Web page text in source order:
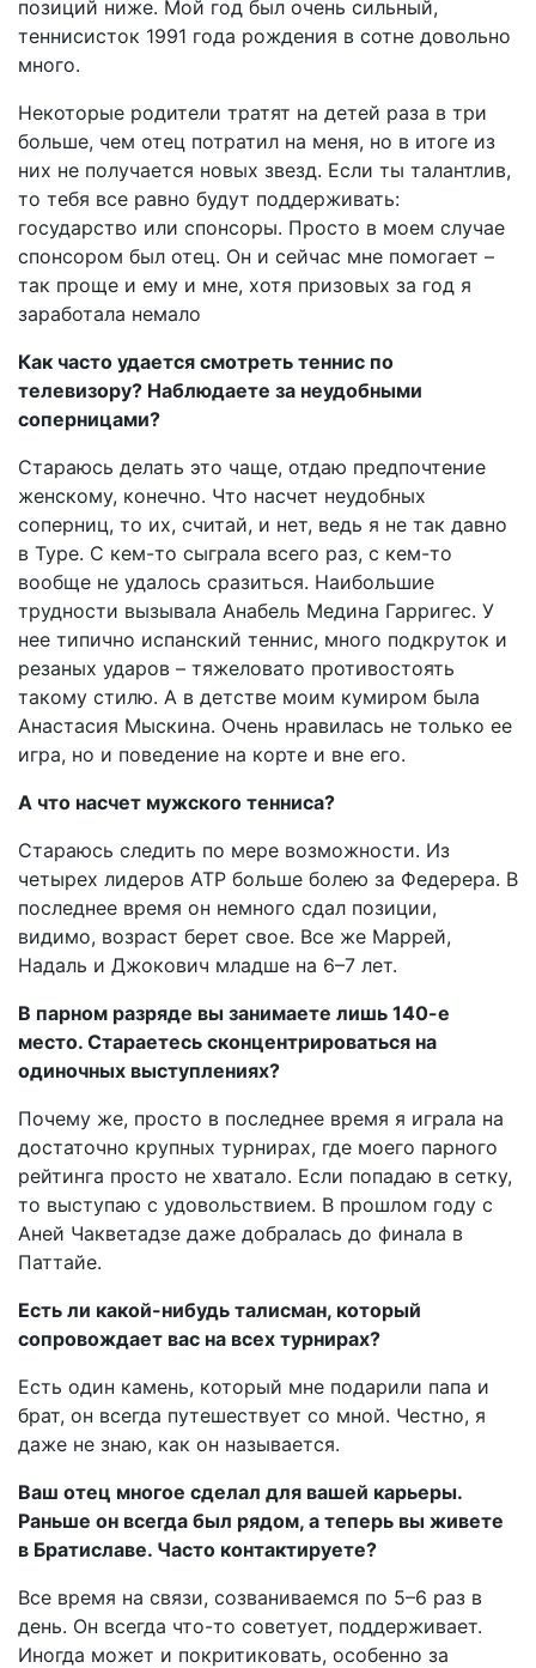
позиций ниже. Мой год был очень сильный,
теннисисток 1991 года рождения в сотне довольно
много.
Некоторые родители тратят на детей раза в три
больше, чем отец потратил на меня, но в итоге из
них не получается новых звезд. Если ты талантлив,
то тебя все равно будут поддерживать:
государство или спонсоры. Просто в моем случае
спонсором был отец. Он и сейчас мне помогает –
так проще и ему и мне, хотя призовых за год я
заработала немало
Как часто удается смотреть теннис по
телевизору? Наблюдаете за неудобными
соперницами?
Стараюсь делать это чаще, отдаю предпочтение
женскому, конечно. Что насчет неудобных
соперниц, то их, считай, и нет, ведь я не так давно
в Туре. С кем-то сыграла всего раз, с кем-то
вообще не удалось сразиться. Наибольшие
трудности вызывала Анабель Медина Гарригес. У
нее типично испанский теннис, много подкруток и
резаных ударов – тяжеловато противостоять
такому стилю. А в детстве моим кумиром была
Анастасия Мыскина. Очень нравилась не только ее
игра, но и поведение на корте и вне его.
А что насчет мужского тенниса?
Стараюсь следить по мере возможности. Из
четырех лидеров ATP больше болею за Федерера. В
последнее время он немного сдал позиции,
видимо, возраст берет свое. Все же Маррей,
Надаль и Джокович младше на 6–7 лет.
В парном разряде вы занимаете лишь 140-е
место. Стараетесь сконцентрироваться на
одиночных выступлениях?
Почему же, просто в последнее время я играла на
достаточно крупных турнирах, где моего парного
рейтинга просто не хватало. Если попадаю в сетку,
то выступаю с удовольствием. В прошлом году с
Аней Чакветадзе даже добралась до финала в
Паттайе.
Есть ли какой-нибудь талисман, который
сопровож­дает вас на всех турнирах?
Есть один камень, который мне подарили папа и
брат, он всегда путешествует со мной. Честно, я
даже не знаю, как он называется.
Ваш отец многое сделал для вашей карьеры.
Раньше он всегда был рядом, а теперь вы живете
в Брати­славе. Часто контактируете?
Все время на связи, созваниваемся по 5–6 раз в
день. Он всегда что-то советует, поддерживает.
Иногда может и покритиковать, особенно за